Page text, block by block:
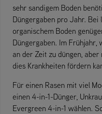
sehr sandigem Boden
Düngergaben pro Jahr. Bei
organischem Boden
Düngergaben. Im Frühjahr,
an der Zeit zu düngen,
dies Krankheiten fördern
Für einen Rasen mit viel
einen 4-in-1-Dünger,
Evergreen 4-in-1 wählen.